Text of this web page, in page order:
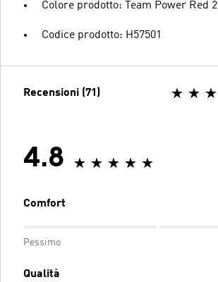
Colore prodotto: Team Power Red 2
Codice prodotto: H57501
Recensioni (71)
4.8
Comfort
Pessimo
Qualità